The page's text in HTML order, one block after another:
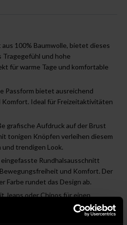
100% Baumwolle, bietet dieses
Tragegefühl und hohe
für warme Tage und komfortable
Passform bietet ausreichend
Ideal für Freizeitaktivitäten
grafische Aufdruck auf der Brust
tonigen Knöpfen verleihen diesem
trendigen Look.
Rundhalsausschnitt
und Komfort. Der
Farbe rundet das Design ab.
Jeans oder Chinos für einen
Look. Perfekt für Freizeit und